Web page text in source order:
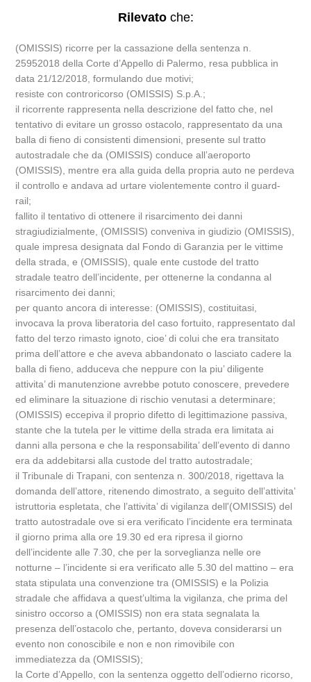
Rilevatoche:
(OMISSIS) ricorre per la cassazione della sentenza n.
25952018 della Corte d’Appello di Palermo, resa pubblica in
data 21/12/2018, formulando due motivi;
resiste con controricorso (OMISSIS) S.p.A.;
il ricorrente rappresenta nella descrizione del fatto che, nel
tentativo di evitare un grosso ostacolo, rappresentato da una
balla di fieno di consistenti dimensioni, presente sul tratto
autostradale che da (OMISSIS) conduce all’aeroporto
(OMISSIS), mentre era alla guida della propria auto ne perdeva
il controllo e andava ad urtare violentemente contro il guard-
rail;
fallito il tentativo di ottenere il risarcimento dei danni
stragiudizialmente, (OMISSIS) conveniva in giudizio (OMISSIS),
quale impresa designata dal Fondo di Garanzia per le vittime
della strada, e (OMISSIS), quale ente custode del tratto
stradale teatro dell’incidente, per ottenerne la condanna al
risarcimento dei danni;
per quanto ancora di interesse: (OMISSIS), costituitasi,
invocava la prova liberatoria del caso fortuito, rappresentato dal
fatto del terzo rimasto ignoto, cioe’ di colui che era transitato
prima dell’attore e che aveva abbandonato o lasciato cadere la
balla di fieno, adduceva che neppure con la piu’ diligente
attivita’ di manutenzione avrebbe potuto conoscere, prevedere
ed eliminare la situazione di rischio venutasi a determinare;
(OMISSIS) eccepiva il proprio difetto di legittimazione passiva,
stante che la tutela per le vittime della strada era limitata ai
danni alla persona e che la responsabilita’ dell’evento di danno
era da addebitarsi alla custode del tratto autostradale;
il Tribunale di Trapani, con sentenza n. 300/2018, rigettava la
domanda dell’attore, ritenendo dimostrato, a seguito dell’attivita’
istruttoria espletata, che l’attivita’ di vigilanza dell'(OMISSIS) del
tratto autostradale ove si era verificato l’incidente era terminata
il giorno prima alla ore 19.30 ed era ripresa il giorno
dell’incidente alle 7.30, che per la sorveglianza nelle ore
notturne – l’incidente si era verificato alle 5.30 del mattino – era
stata stipulata una convenzione tra (OMISSIS) e la Polizia
stradale che affidava a quest’ultima la vigilanza, che prima del
sinistro occorso a (OMISSIS) non era stata segnalata la
presenza dell’ostacolo che, pertanto, doveva considerarsi un
evento non conoscibile e non e non rimovibile con
immediatezza da (OMISSIS);
la Corte d’Appello, con la sentenza oggetto dell’odierno ricorso,